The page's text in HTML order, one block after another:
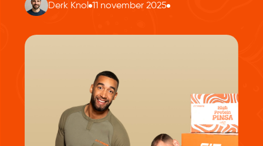
Derk Knol 11 november 2025